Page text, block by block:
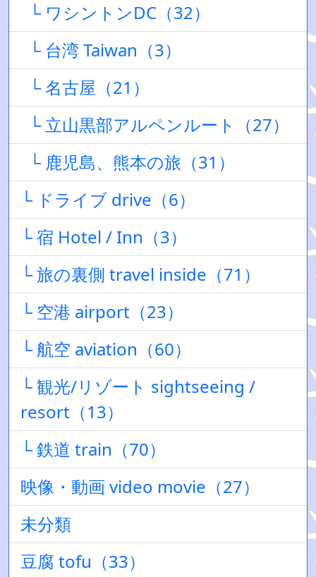
└ ワシントンDC（32）
└ 台湾 Taiwan（3）
└ 名古屋（21）
└ 立山黒部アルペンルート（27）
└ 鹿児島、熊本の旅（31）
└ ドライブ drive（6）
└ 宿 Hotel / Inn（3）
└ 旅の裏側 travel inside（71）
└ 空港 airport（23）
└ 航空 aviation（60）
└ 観光/リゾート sightseeing /
resort（13）
└ 鉄道 train（70）
映像・動画 video movie（27）
未分類
豆腐 tofu（33）